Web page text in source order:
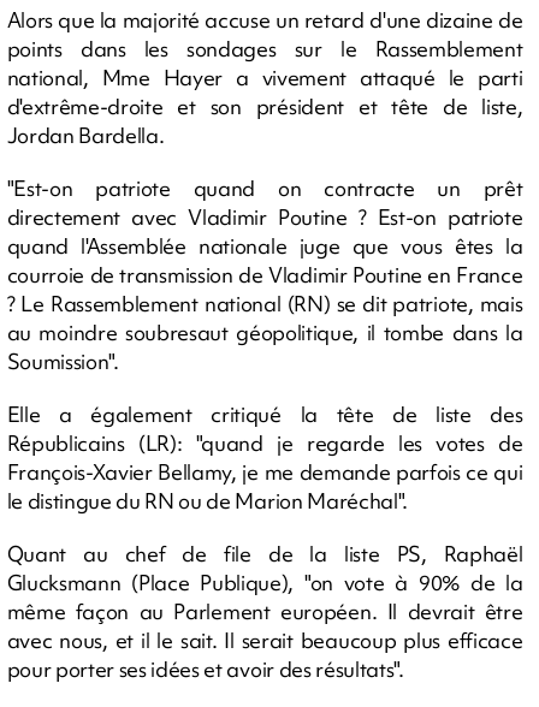
Alors que la majorité accuse un retard d'une dizaine de
points dans les sondages sur le Rassemblement
national, Mme Hayer a vivement attaqué le parti
d'extrême-droite et son président et tête de liste,
Jordan Bardella.
"Est-on patriote quand on contracte un prêt
directement avec Vladimir Poutine ? Est-on patriote
quand l'Assemblée nationale juge que vous êtes la
courroie de transmission de Vladimir Poutine en France
? Le Rassemblement national (RN) se dit patriote, mais
au moindre soubresaut géopolitique, il tombe dans la
Soumission".
Elle a également critiqué la tête de liste des
Républicains (LR): "quand je regarde les votes de
François-Xavier Bellamy, je me demande parfois ce qui
le distingue du RN ou de Marion Maréchal".
Quant au chef de file de la liste PS, Raphaël
Glucksmann (Place Publique), "on vote à 90% de la
même façon au Parlement européen. Il devrait être
avec nous, et il le sait. Il serait beaucoup plus efficace
pour porter ses idées et avoir des résultats".